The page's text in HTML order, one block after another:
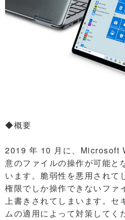
◆概要
2019 年 10 月に、Microsoft
意のファイルの操作が可能と
います。脆弱性を悪用されて
権限でしか操作できないファ
上書きされてしまいます。セ
ムの適用によって対策してく